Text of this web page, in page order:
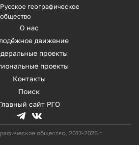
Русское географическое
общество
О нас
движение
проекты
проекты
Контакты
Поиск
сайт РГО
общество, 2017-2026 г.